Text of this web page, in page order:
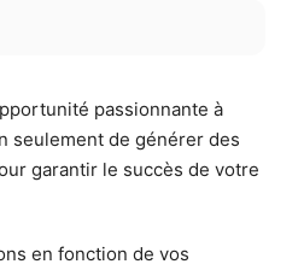
passionnante à
seulement de générer des
garantir le succès de votre
en fonction de vos